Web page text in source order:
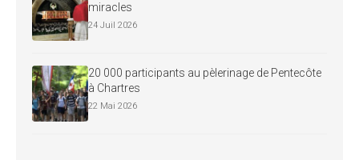
miracles
24 Juil 2026
20 000 participants au pèlerinage de Pentecôte
à Chartres
22 Mai 2026